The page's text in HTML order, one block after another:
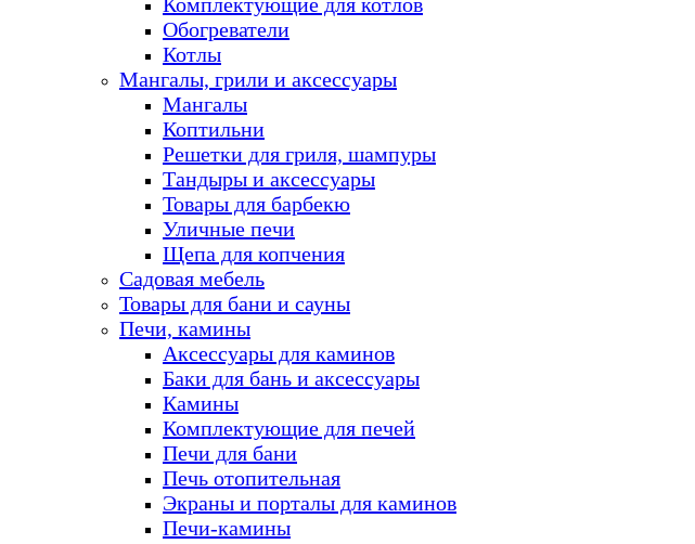
Обогреватели
Котлы
Мангалы, грили и аксессуары
Мангалы
Коптильни
Решетки для гриля, шампуры
Тандыры и аксессуары
Товары для барбекю
Уличные печи
Щепа для копчения
Садовая мебель
Товары для бани и сауны
Печи, камины
Аксессуары для каминов
Баки для бань и аксессуары
Камины
Комплектующие для печей
Печи для бани
Печь отопительная
Экраны и порталы для каминов
Печи-камины